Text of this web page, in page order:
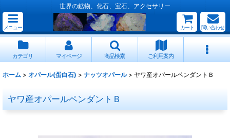
世界の鉱物、化石、宝石、アクセサリー
メニュー カート 問い合わせ
カテゴリ マイページ 商品検索 ご利用案内
ホーム > オパール(蛋白石) > ナッツオパール > ヤワ産オパールペンダントＢ
ヤワ産オパールペンダントＢ